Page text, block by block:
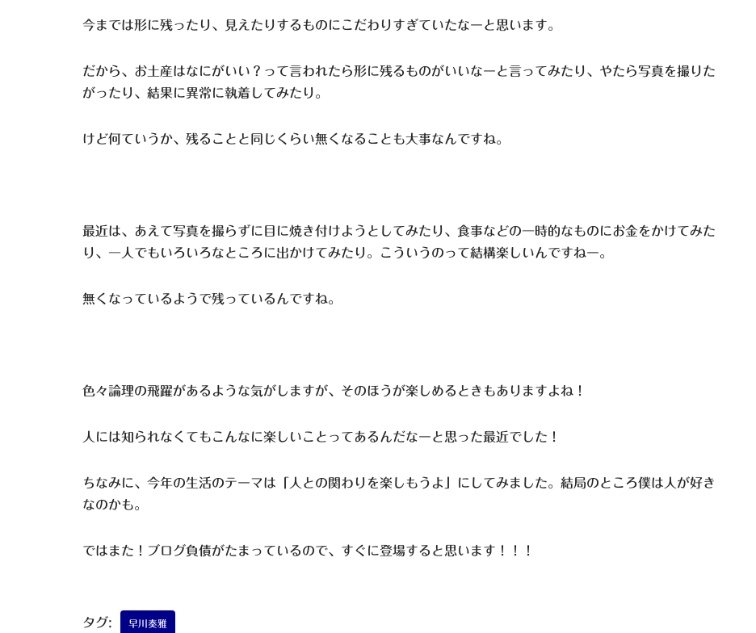
今までは形に残ったり、見えたりするものにこだわりすぎていたなーと思います。
だから、お土産はなにがいい？って言われたら形に残るものがいいなーと言ってみたり、やたら写真を撮りた
がったり、結果に異常に執着してみたり。
けど何ていうか、残ることと同じくらい無くなることも大事なんですね。
最近は、あえて写真を撮らずに目に焼き付けようとしてみたり、食事などの一時的なものにお金をかけてみた
り、一人でもいろいろなところに出かけてみたり。こういうのって結構楽しいんですねー。
無くなっているようで残っているんですね。
色々論理の飛躍があるような気がしますが、そのほうが楽しめるときもありますよね！
人には知られなくてもこんなに楽しいことってあるんだなーと思った最近でした！
ちなみに、今年の生活のテーマは「人との関わりを楽しもうよ」にしてみました。結局のところ僕は人が好き
なのかも。
ではまた！ブログ負債がたまっているので、すぐに登場すると思います！！！
タグ: 早川奏雅